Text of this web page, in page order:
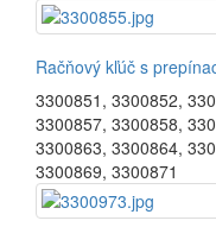
Račňový kľúč s
3300851 , 3300852,
3300857, 3300858,
3300863, 3300864,
3300869, 3300871